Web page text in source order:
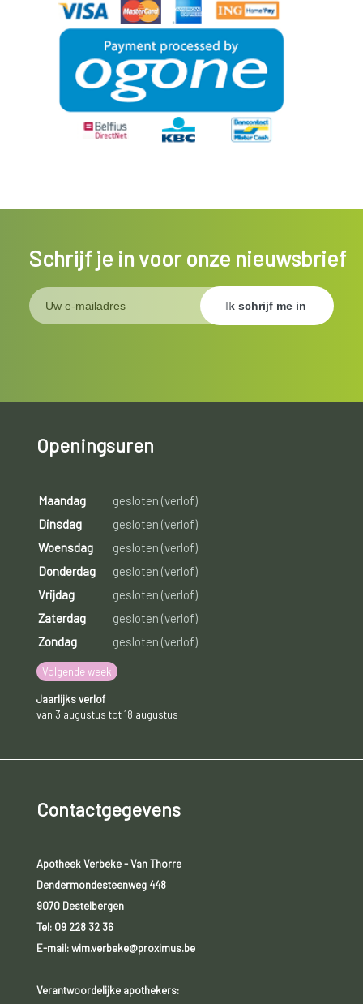
Schrijf je in voor onze nieuwsbrief
Openingsuren
Maandag
gesloten (verlof)
Dinsdag
gesloten (verlof)
Woensdag
gesloten (verlof)
Donderdag
gesloten (verlof)
Vrijdag
gesloten (verlof)
Zaterdag
gesloten (verlof)
Zondag
gesloten (verlof)
Volgende week
Jaarlijks verlof
van 3 augustus tot 18 augustus
Contactgegevens
Apotheek Verbeke - Van Thorre
Dendermondesteenweg 448
9070 Destelbergen
Tel: 09 228 32 36
E-mail: wim.verbeke@proximus.be
Verantwoordelijke apothekers: